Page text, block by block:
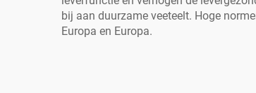
bij aan duurzame veeteelt. Hoge
Europa en Europa.